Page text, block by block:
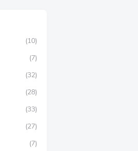
(10)
(7)
(32)
(28)
(33)
(27)
(7)